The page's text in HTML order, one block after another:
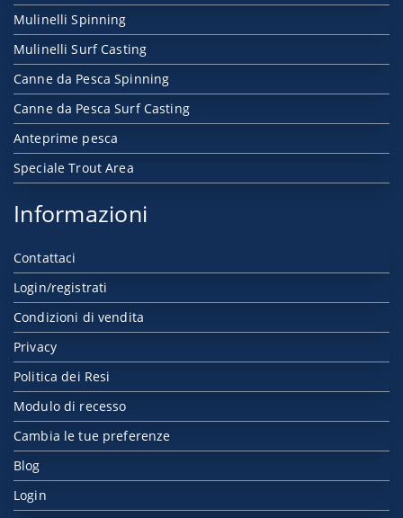
Mulinelli Spinning
Mulinelli Surf Casting
Canne da Pesca Spinning
Canne da Pesca Surf Casting
Anteprime pesca
Speciale Trout Area
Informazioni
Contattaci
Login/registrati
Condizioni di vendita
Privacy
Politica dei Resi
Modulo di recesso
Cambia le tue preferenze
Blog
Login